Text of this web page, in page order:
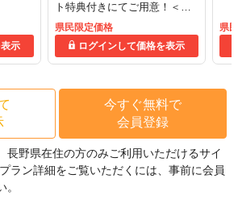
示
ト特典付きにてご用意！＜★
ルミエール＞
県民限定価格
ログインして価格を表示
県
今すぐ無料で
会員登録
長野県在住の方のみご利用いただけるサイ
ラン詳細をご覧いただくには、事前に会員